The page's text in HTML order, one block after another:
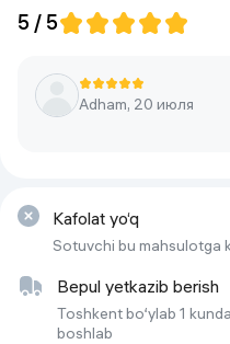
5 / 5
Adham, 20 июля
Kafolat yo‘q
Sotuvchi bu mahsulotga
Bepul yetkazib berish
Toshkent bo‘ylab 1
boshlab